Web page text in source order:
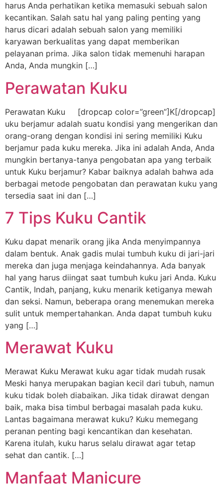
harus Anda perhatikan ketika memasuki sebuah salon
kecantikan. Salah satu hal yang paling penting yang
harus dicari adalah sebuah salon yang memiliki
karyawan berkualitas yang dapat memberikan
pelayanan prima. Jika salon tidak memenuhi harapan
Anda, Anda mungkin […]
Perawatan Kuku
Perawatan Kuku [dropcap color=”green”]K[/dropcap]
uku berjamur adalah suatu kondisi yang mengerikan dan
orang-orang dengan kondisi ini sering memiliki Kuku
berjamur pada kuku mereka. Jika ini adalah Anda, Anda
mungkin bertanya-tanya pengobatan apa yang terbaik
untuk Kuku berjamur? Kabar baiknya adalah bahwa ada
berbagai metode pengobatan dan perawatan kuku yang
tersedia saat ini dan […]
7 Tips Kuku Cantik
Kuku dapat menarik orang jika Anda menyimpannya
dalam bentuk. Anak gadis mulai tumbuh kuku di jari-jari
mereka dan juga menjaga keindahannya. Ada banyak
hal yang harus diingat saat tumbuh kuku jari Anda. Kuku
Cantik, Indah, panjang, kuku menarik ketiganya mewah
dan seksi. Namun, beberapa orang menemukan mereka
sulit untuk mempertahankan. Anda dapat tumbuh kuku
yang […]
Merawat Kuku
Merawat Kuku Merawat kuku agar tidak mudah rusak
Meski hanya merupakan bagian kecil dari tubuh, namun
kuku tidak boleh diabaikan. Jika tidak dirawat dengan
baik, maka bisa timbul berbagai masalah pada kuku.
Lantas bagaimana merawat kuku? Kuku memegang
peranan penting bagi kencantikan dan kesehatan.
Karena itulah, kuku harus selalu dirawat agar tetap
sehat dan cantik. […]
Manfaat Manicure